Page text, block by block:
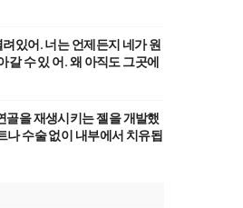
있어. 너는 언제든지 네가 원
갈 수 있 어. 왜 아직도 그곳에
골을 재생시키는 젤을 개발했
나 수술 없이 내부에서 치유됩